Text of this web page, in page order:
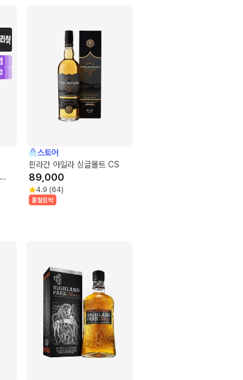
스토어
핀라간 아일라 싱글몰트 CS
89,000
4.9 (64)
품절임박